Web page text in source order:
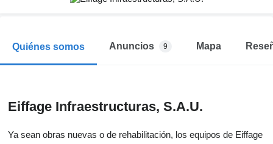
Quiénes somos Anuncios 9 Mapa
Eiffage Infraestructuras, S.A.U.
Ya sean obras nuevas o de rehabilitación, los equipos de Eiffage